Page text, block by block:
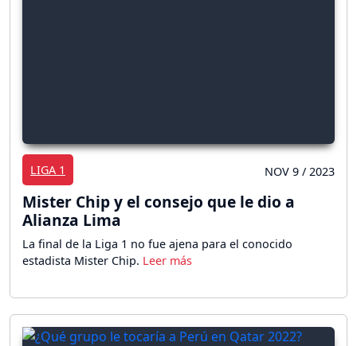
LIGA 1 NOV 9 / 2023
Mister Chip y el consejo que le dio a
Alianza Lima
La final de la Liga 1 no fue ajena para el conocido
estadista Mister Chip.